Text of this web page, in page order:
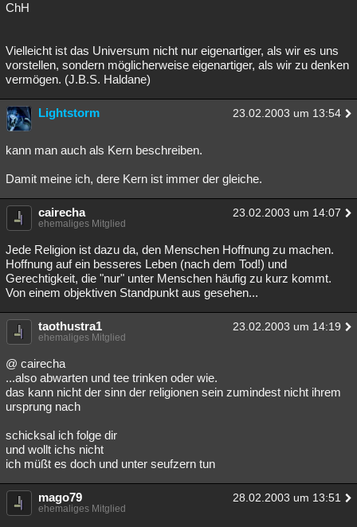
Besucht
ChH
Vielleicht ist das Universum nicht nur eigenartiger, als wir es uns
vorstellen, sondern möglicherweise eigenartiger, als wir zu denken
vermögen. (J.B.S. Haldane)
Lightstorm 23.02.2003 um 13:54
kann man auch als Kern beschreiben.
Damit meine ich, dere Kern ist immer der gleiche.
cairecha 23.02.2003 um 14:07
ehemaliges Mitglied
Jede Religion ist dazu da, den Menschen Hoffnung zu machen.
Hoffnung auf ein besseres Leben (nach dem Tod!) und
Gerechtigkeit, die "nur" unter Menschen häufig zu kurz kommt.
Von einem objektiven Standpunkt aus gesehen...
taothustra1 23.02.2003 um 14:19
ehemaliges Mitglied
@ cairecha
...also abwarten und tee trinken oder wie.
das kann nicht der sinn der religionen sein zumindest nicht ihrem
ursprung nach
schicksal ich folge dir
und wollt ichs nicht
ich müßt es doch und unter seufzern tun
mago79 28.02.2003 um 13:51
ehemaliges Mitglied